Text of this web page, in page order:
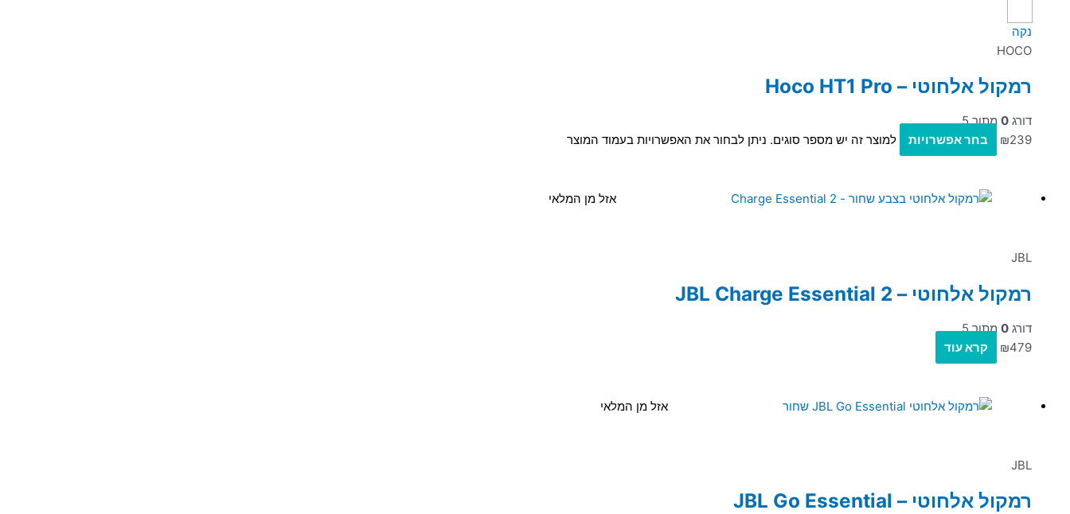
נקה
HOCO
רמקול אלחוטי – Hoco HT1 Pro
דורג 0 מתוך 5
₪239 בחר אפשרויות למוצר זה יש מספר סוגים. ניתן לבחור את האפשרויות בעמוד המוצר
אזל מן המלאי
JBL
רמקול אלחוטי – JBL Charge Essential 2
דורג 0 מתוך 5
₪479 קרא עוד
אזל מן המלאי
JBL
רמקול אלחוטי – JBL Go Essential